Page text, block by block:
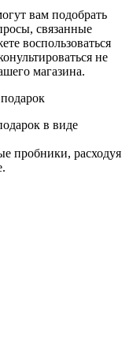
вам подобрать
связанные
воспользоваться
не
магазина.
в виде
пробники, расходуя